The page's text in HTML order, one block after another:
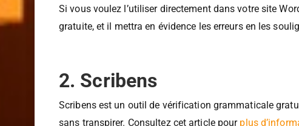
des facteurs tels que la correction, la clarté,
Si vous voulez l’utiliser directement dans votre site
2. Scribens